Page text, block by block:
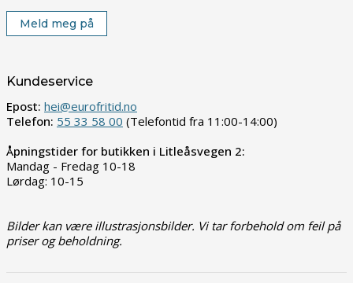
Meld meg på
Kundeservice
Epost: hei@eurofritid.no
Telefon: 55 33 58 00 (Telefontid fra 11:00-14:00)
Åpningstider for butikken i Litleåsvegen 2:
Mandag - Fredag 10-18
Lørdag: 10-15
Bilder kan være illustrasjonsbilder. Vi tar forbehold om feil på
priser og beholdning.